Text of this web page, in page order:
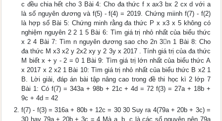
c đều chia hết cho 3 Bài 4: Cho đa thức f x ax3 bx 2 cx d với a
là số nguyên dương và f(5) - f(4) = 2019. Chứng miinh f(7) - f(2)
là hợp số Bài 5: Chứng minh rằng đa thức P x x3 x 5 không có
nghiệm nguyên 2 2 1 5 Bài 6: Tìm giá trị nhỏ nhất của biểu thức
x 2 4 Bài 7: Tìm n nguyên dương sao cho 2n 3n 1 Bài 8: Cho
đa thức M x3 x2 y 2x2 xy y 2 3y x 2017 . Tính giá trị của đa thức
M biết x + y - 2 = 0 1 Bài 9: Tìm giá trị lớn nhất của biểu thức A
x 2017 x 2 x2 1 Bài 10: Tìm giá trị nhỏ nhất của biểu thức B x2 1
B. Lời giải, đáp án bài tập nâng cao trong đề thi học kì 2 lớp 7
Bài 1: Có f(7) = 343a + 98b + 21c + 4d = 72 f(3) = 27a + 18b +
9c + 4d = 42
f(7) - f(3) = 316a + 80b + 12c = 30 30 Suy ra 4(79a + 20b + 3c) =
30 hay 79a + 20b + 3c = 4 Mà a, b, c là các số nguyên nên 79a